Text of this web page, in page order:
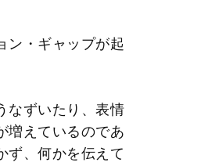
ン・ギャップが起
なずいたり、表情
増えているのであ
ず、何かを伝えて